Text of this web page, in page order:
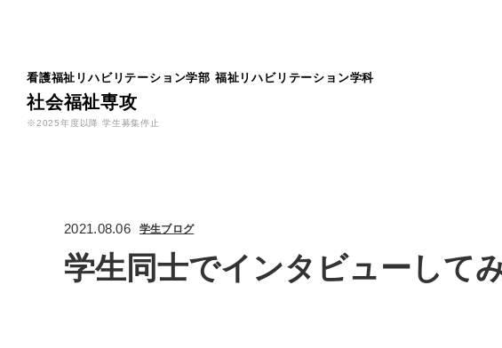
看護福祉リハビリテーション学部 福祉リハビリテーション学科
社会福祉専攻
※2025年度以降 学生募集停止
2021.08.06 学生ブログ
学生同士でインタビューして